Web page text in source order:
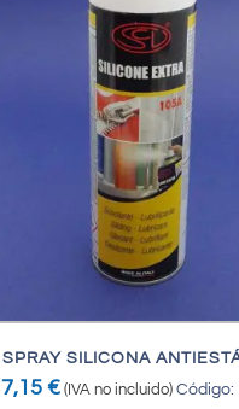
SPRAY SILICONA
7,15 € (IVA no incluido) Código: